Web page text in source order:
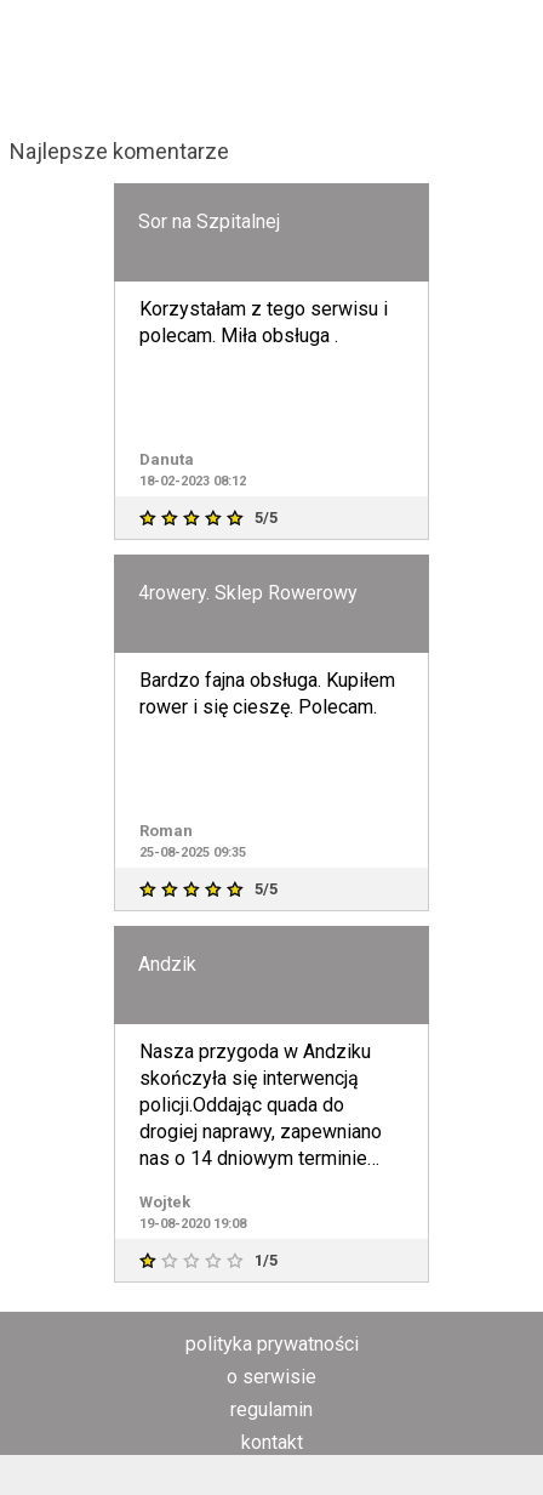
Najlepsze komentarze
Sor na Szpitalnej
Korzystałam z tego serwisu i
polecam. Miła obsługa .
Danuta
18-02-2023 08:12
5/5
4rowery. Sklep Rowerowy
Bardzo fajna obsługa. Kupiłem
rower i się cieszę. Polecam.
Roman
25-08-2025 09:35
5/5
Andzik
Nasza przygoda w Andziku
skończyła się interwencją
policji.Oddając quada do
drogiej naprawy, zapewniano
nas o 14 dniowym terminie
Wojtek
19-08-2020 19:08
1/5
polityka prywatności
o serwisie
regulamin
kontakt